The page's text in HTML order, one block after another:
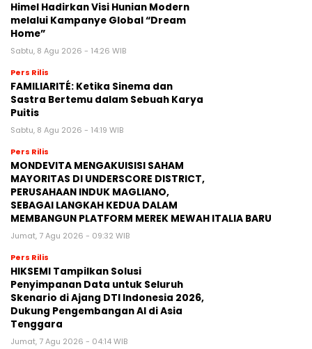
Himel Hadirkan Visi Hunian Modern
melalui Kampanye Global “Dream
Home”
Sabtu, 8 Agu 2026 - 14:26 WIB
Pers Rilis
FAMILIARITÉ: Ketika Sinema dan
Sastra Bertemu dalam Sebuah Karya
Puitis
Sabtu, 8 Agu 2026 - 14:19 WIB
Pers Rilis
MONDEVITA MENGAKUISISI SAHAM
MAYORITAS DI UNDERSCORE DISTRICT,
PERUSAHAAN INDUK MAGLIANO,
SEBAGAI LANGKAH KEDUA DALAM
MEMBANGUN PLATFORM MEREK MEWAH ITALIA BARU
Jumat, 7 Agu 2026 - 09:32 WIB
Pers Rilis
HIKSEMI Tampilkan Solusi
Penyimpanan Data untuk Seluruh
Skenario di Ajang DTI Indonesia 2026,
Dukung Pengembangan AI di Asia
Tenggara
Jumat, 7 Agu 2026 - 04:14 WIB